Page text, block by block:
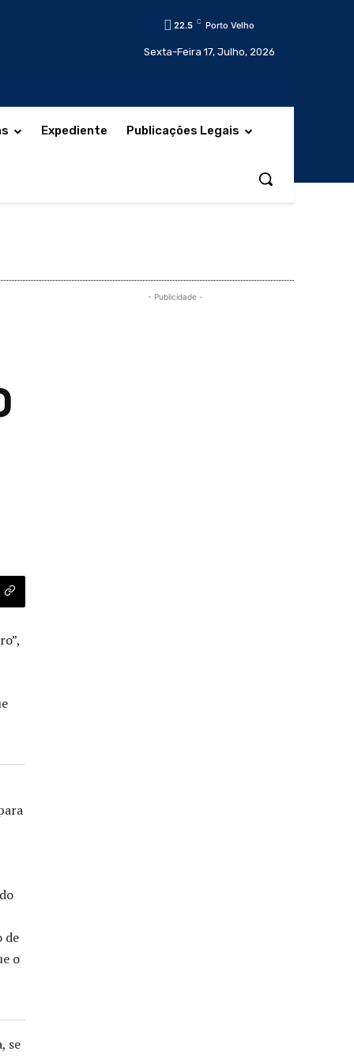
22.5 C Porto Velho
Sexta-Feira 17, Julho, 2026
Expediente Publicações Legais
de
o
se
- Publicidade -